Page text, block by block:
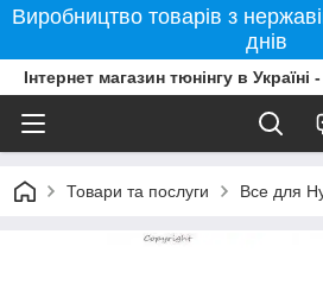
Виробництво товарів з
днів
Інтернет магазин тюнінгу в
Товари та послуги Все для